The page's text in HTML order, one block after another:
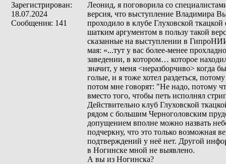
Зарегистрирован:
18.07.2024
Сообщения: 141
Леонид, я поговорила со
версия, что выступление Владимира
проходило в клубе Глуховской
шатким аргументом в пользу такой
сказанные на выступлении в
мая: «...тут у вас более-менее
заведении, в котором… которое
значит, у меня <неразборчиво> когда
голые, и я тоже хотел раздеться,
потом мне говорят: "Не надо, потому
вместо того, чтобы петь исполнял
Действительно клуб Глуховской
рядом с большим Черноголовским
допущением вполне можно назвать
подчеркну, что это только возможная
подтверждений у неё нет. Другой
в Ногинске мной не выявлено.
А вы из Ногинска?